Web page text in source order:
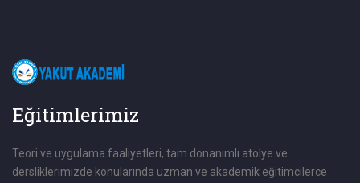
Eğitimlerimiz
Teori ve uygulama faaliyetleri, tam donanımlı atolye ve
dersliklerimizde konularında uzman ve akademik eğitimcilerce